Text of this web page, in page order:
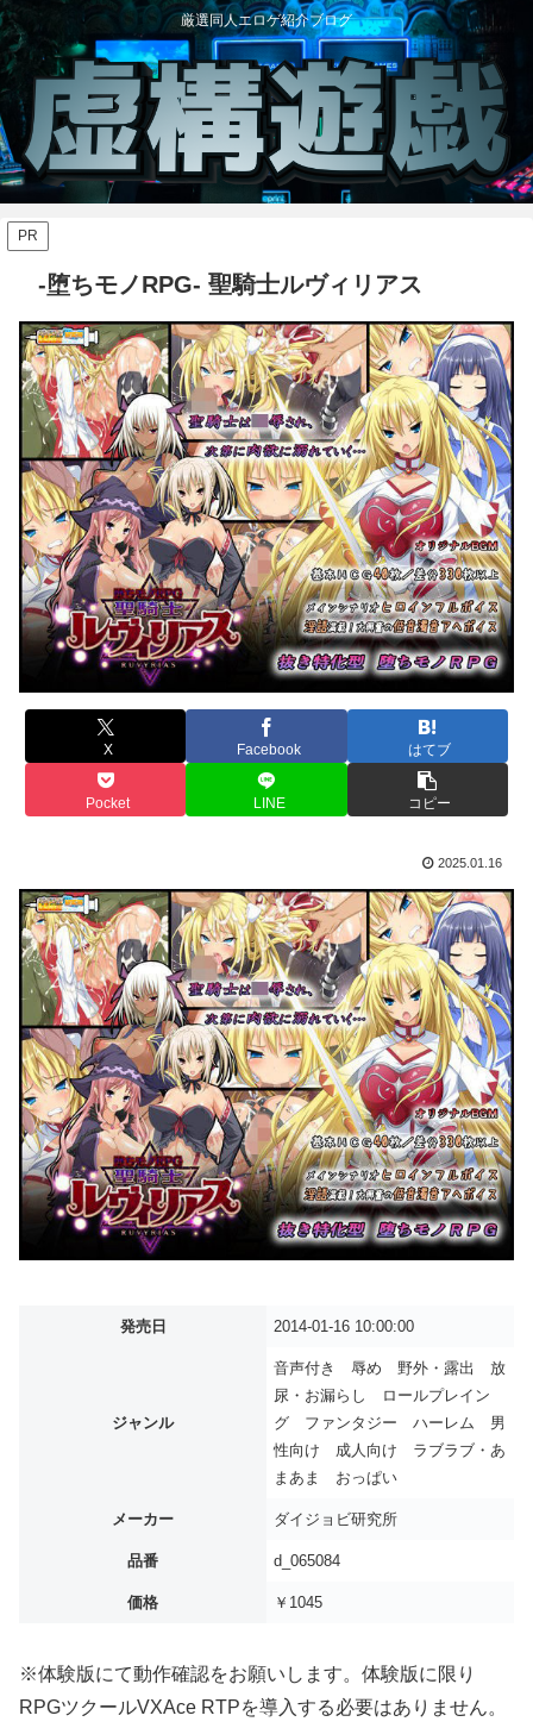
厳選同人エロゲ紹介ブログ
PR
-堕ちモノRPG- 聖騎士ルヴィリアス
X Facebook はてブ
Pocket LINE コピー
2025.01.16
発売日 2014-01-16 10:00:00
ジャンル
音声付き 辱め 野外・露出 放
尿・お漏らし ロールプレイン
グ ファンタジー ハーレム 男
性向け 成人向け ラブラブ・あ
まあま おっぱい
メーカー ダイジョビ研究所
品番 d_065084
価格 ￥1045
※体験版にて動作確認をお願いします。体験版に限り
RPGツクールVXAce RTPを導入する必要はありません。